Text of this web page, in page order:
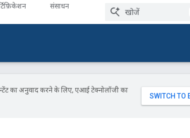
संसाधन
का अनुवाद करने के लिए, एआई टेक्नोलॉजी का